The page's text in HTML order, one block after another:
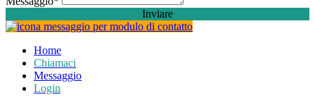
Inviare
Home
Chiamaci
Messaggio
Login